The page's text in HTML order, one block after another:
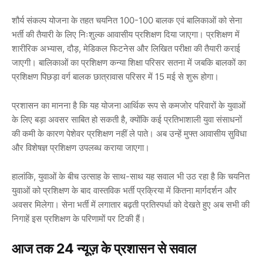
शौर्य संकल्प योजना के तहत चयनित 100-100 बालक एवं बालिकाओं को सेना
भर्ती की तैयारी के लिए निःशुल्क आवासीय प्रशिक्षण दिया जाएगा। प्रशिक्षण में
शारीरिक अभ्यास, दौड़, मेडिकल फिटनेस और लिखित परीक्षा की तैयारी कराई
जाएगी। बालिकाओं का प्रशिक्षण कन्या शिक्षा परिसर सतना में जबकि बालकों का
प्रशिक्षण पिछड़ा वर्ग बालक छात्रावास परिसर में 15 मई से शुरू होगा।
प्रशासन का मानना है कि यह योजना आर्थिक रूप से कमजोर परिवारों के युवाओं
के लिए बड़ा अवसर साबित हो सकती है, क्योंकि कई प्रतिभाशाली युवा संसाधनों
की कमी के कारण पेशेवर प्रशिक्षण नहीं ले पाते। अब उन्हें मुफ्त आवासीय सुविधा
और विशेषज्ञ प्रशिक्षण उपलब्ध कराया जाएगा।
हालांकि, युवाओं के बीच उत्साह के साथ-साथ यह सवाल भी उठ रहा है कि चयनित
युवाओं को प्रशिक्षण के बाद वास्तविक भर्ती प्रक्रिया में कितना मार्गदर्शन और
अवसर मिलेगा। सेना भर्ती में लगातार बढ़ती प्रतिस्पर्धा को देखते हुए अब सभी की
निगाहें इस प्रशिक्षण के परिणामों पर टिकी हैं।
आज तक 24 न्यूज़ के प्रशासन से सवाल